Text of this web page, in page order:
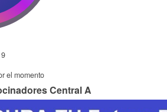
el momento
Central A